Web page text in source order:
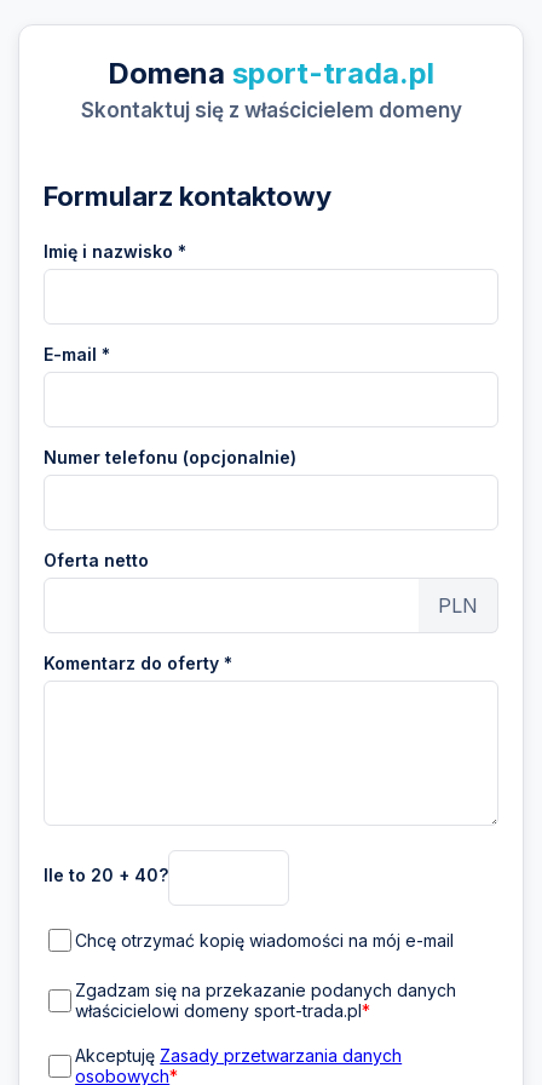
Domena sport-trada.pl
Skontaktuj się z właścicielem domeny
Formularz kontaktowy
Imię i nazwisko *
E-mail *
Numer telefonu (opcjonalnie)
Oferta netto
PLN
Komentarz do oferty *
Ile to 20 + 40?
Chcę otrzymać kopię wiadomości na mój e-mail
Zgadzam się na przekazanie podanych danych
właścicielowi domeny sport-trada.pl*
Akceptuję Zasady przetwarzania danych
osobowych*